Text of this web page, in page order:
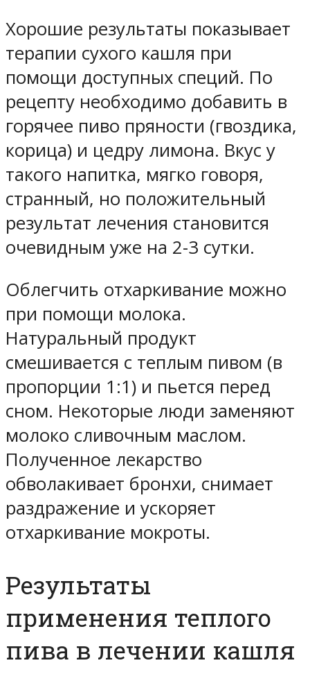
Хорошие результаты показывает
терапии сухого кашля при
помощи доступных специй. По
рецепту необходимо добавить в
горячее пиво пряности (гвоздика,
корица) и цедру лимона. Вкус у
такого напитка, мягко говоря,
странный, но положительный
результат лечения становится
очевидным уже на 2-3 сутки.
Облегчить отхаркивание можно
при помощи молока.
Натуральный продукт
смешивается с теплым пивом (в
пропорции 1:1) и пьется перед
сном. Некоторые люди заменяют
молоко сливочным маслом.
Полученное лекарство
обволакивает бронхи, снимает
раздражение и ускоряет
отхаркивание мокроты.
Результаты
применения теплого
пива в лечении кашля